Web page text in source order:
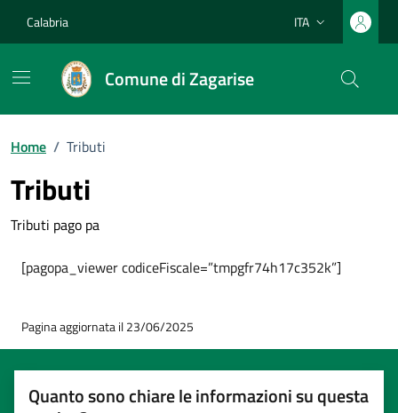
Calabria Lingua attiva:
ITA
Comune di Zagarise
Home / Tributi
Tributi
Tributi pago pa
[pagopa_viewer codiceFiscale=”tmpgfr74h17c352k”]
Pagina aggiornata il 23/06/2025
Quanto sono chiare le informazioni su questa